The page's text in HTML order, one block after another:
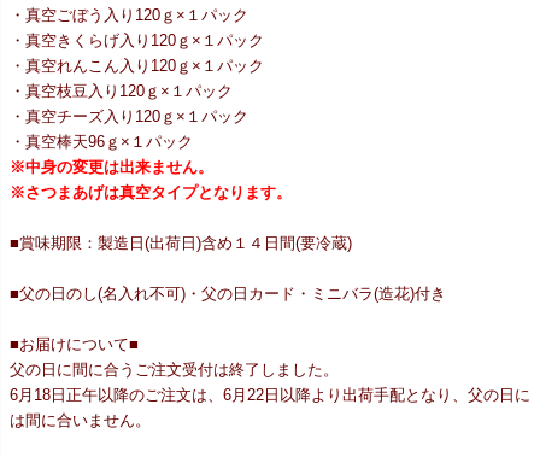
・真空ごぼう入り120ｇ×１パック
・真空きくらげ入り120ｇ×１パック
・真空れんこん入り120ｇ×１パック
・真空枝豆入り120ｇ×１パック
・真空チーズ入り120ｇ×１パック
・真空棒天96ｇ×１パック
※中身の変更は出来ません。
※さつまあげは真空タイプとなります。
■賞味期限：製造日(出荷日)含め１４日間(要冷蔵)
■父の日のし(名入れ不可)・父の日カード・ミニバラ(造花)付き
■お届けについて■
父の日に間に合うご注文受付は終了しました。
6月18日正午以降のご注文は、6月22日以降より出荷手配となり、父の日に
は間に合いません。